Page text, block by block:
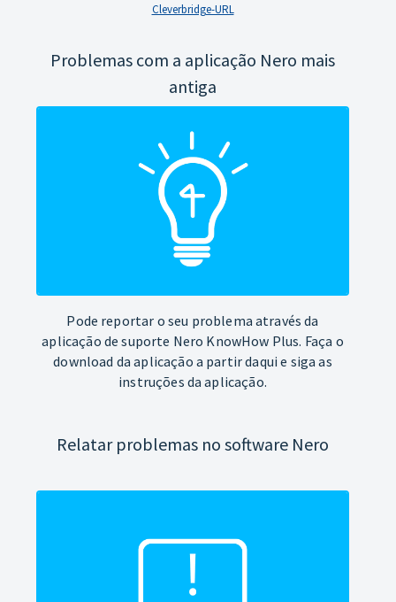
Cleverbridge-URL
Problemas com a aplicação Nero mais
antiga
Pode reportar o seu problema através da
aplicação de suporte Nero KnowHow Plus. Faça o
download da aplicação a partir daqui e siga as
instruções da aplicação.
Relatar problemas no software Nero